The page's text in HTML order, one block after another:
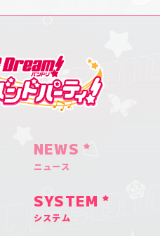
NEWS
ニュース
SYSTEM
システム